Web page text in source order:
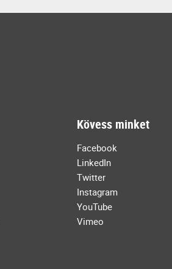
Kövess minket
Facebook
LinkedIn
Twitter
Instagram
YouTube
Vimeo